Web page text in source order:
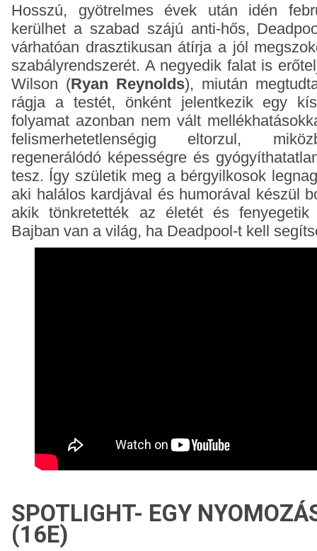
Hosszú, gyötrelmes évek után idén
kerülhet a szabad szájú anti-hős,
várhatóan drasztikusan átírja a jól
szabályrendszerét. A negyedik falat is
Wilson (Ryan Reynolds), miután
rágja a testét, önként jelentkezik egy
folyamat azonban nem vált
felismerhetetlenségig eltorzul,
regenerálódó képességre és
tesz. Így születik meg a bérgyilkosok
aki halálos kardjával és humorával készül
akik tönkretették az életét és fenyegetik
Bajban van a világ, ha Deadpool-t kell
SPOTLIGHT- EGY
(16E)